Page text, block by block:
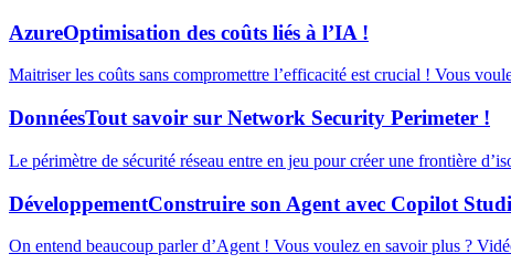
AzureOptimisation des coûts liés à l’IA !
Maitriser les coûts sans compromettre l’efficacité est crucial ! Vous
DonnéesTout savoir sur Network Security Perimeter !
Le périmètre de sécurité réseau entre en jeu pour créer une frontière
DéveloppementConstruire son Agent avec Copilot
On entend beaucoup parler d’Agent ! Vous voulez en savoir plus ?